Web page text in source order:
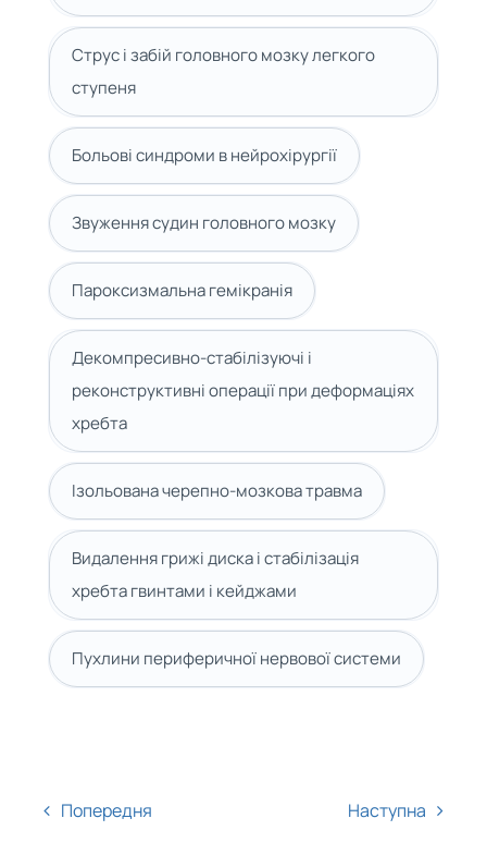
Струс і забій головного мозку легкого
ступеня
Больові синдроми в нейрохірургії
Звуження судин головного мозку
Пароксизмальна гемікранія
Декомпресивно-стабілізуючі і
реконструктивні операції при деформаціях
хребта
Ізольована черепно-мозкова травма
Видалення грижі диска і стабілізація
хребта гвинтами і кейджами
Пухлини периферичної нервової системи
Попередня Наступна